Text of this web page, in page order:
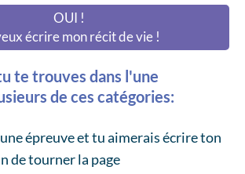
OUI !
écrire mon récit de vie !
te trouves dans l'une
de ces catégories:
épreuve et tu aimerais écrire ton
de tourner la page